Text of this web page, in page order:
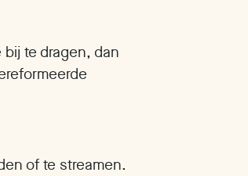
te dragen, dan
of te streamen.